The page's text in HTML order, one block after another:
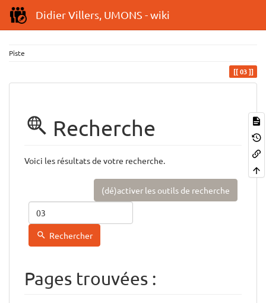
Didier Villers, UMONS - wiki
Piste
03
Recherche
Voici les résultats de votre recherche.
(dé)activer les outils de recherche
Rechercher
Pages trouvées :